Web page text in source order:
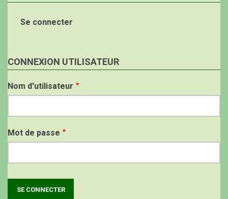
Se connecter
CONNEXION UTILISATEUR
Nom d'utilisateur
Mot de passe